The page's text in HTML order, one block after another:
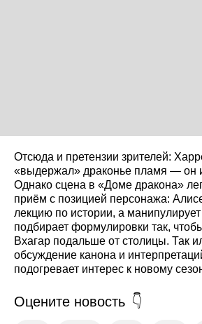
Отсюда и претензии зрителей:
«выдержал» драконье пламя — он
Однако сцена в «Доме дракона»
приём с позицией персонажа:
лекцию по истории, а
подбирает формулировки так,
Вхагар подальше от столицы. Так
обсуждение канона и
подогревает интерес к новому
Оцените новость